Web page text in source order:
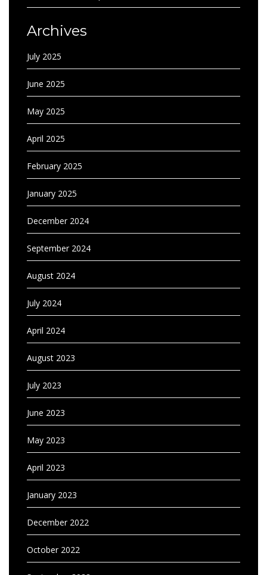
Archives
July 2025
June 2025
May 2025
April 2025
February 2025
January 2025
December 2024
September 2024
August 2024
July 2024
April 2024
August 2023
July 2023
June 2023
May 2023
April 2023
January 2023
December 2022
October 2022